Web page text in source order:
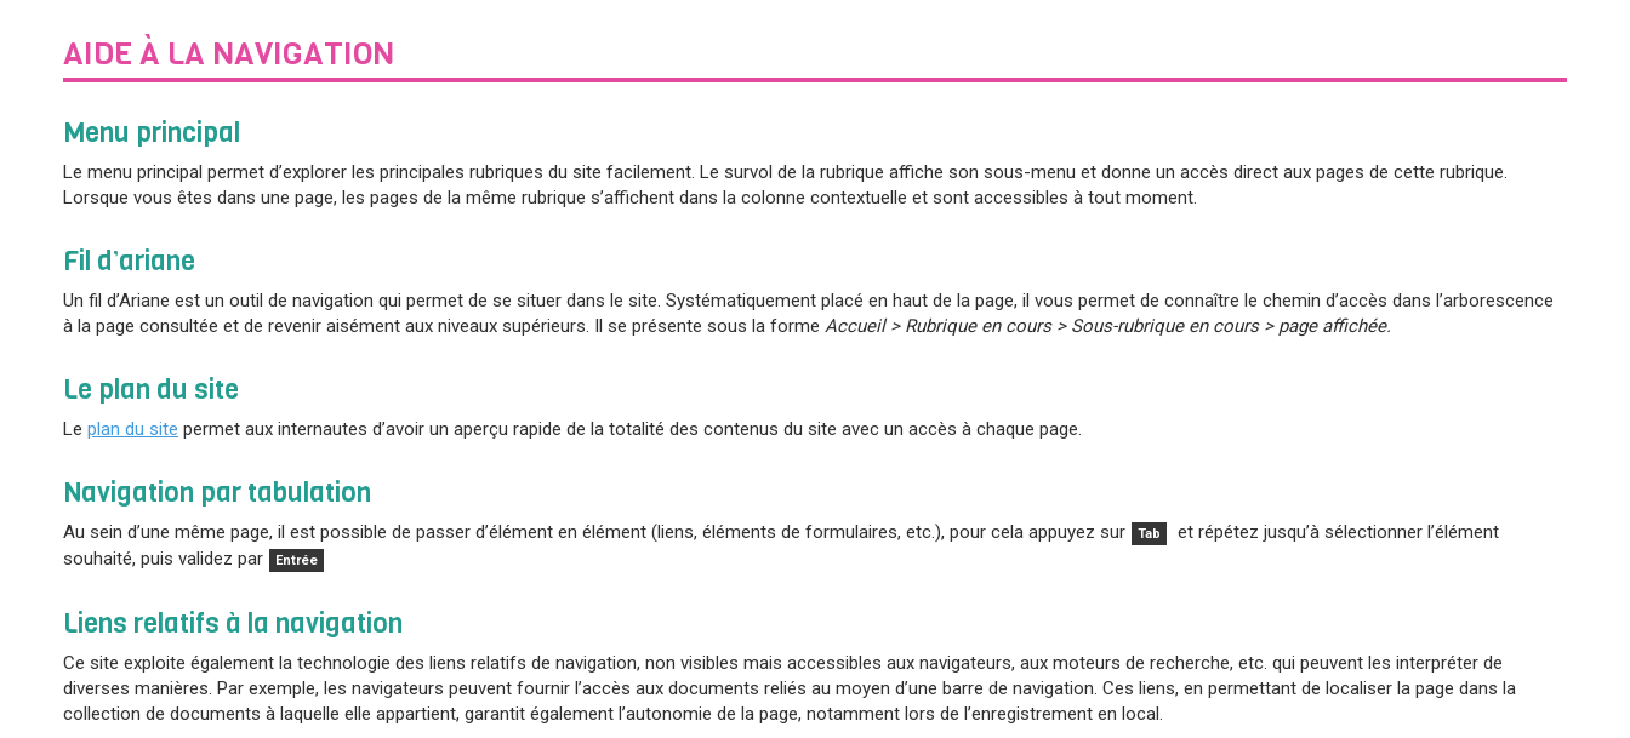
AIDE À LA NAVIGATION
Menu principal
Le menu principal permet d’explorer les principales rubriques du site facilement. Le survol de la rubrique affiche son sous-menu et donne un accès direct aux pages de cette rubrique.
Lorsque vous êtes dans une page, les pages de la même rubrique s’affichent dans la colonne contextuelle et sont accessibles à tout moment.
Fil d’ariane
Un fil d’Ariane est un outil de navigation qui permet de se situer dans le site. Systématiquement placé en haut de la page, il vous permet de connaître le chemin d’accès dans l’arborescence
à la page consultée et de revenir aisément aux niveaux supérieurs. Il se présente sous la forme Accueil > Rubrique en cours > Sous-rubrique en cours > page affichée.
Le plan du site
Le plan du site permet aux internautes d’avoir un aperçu rapide de la totalité des contenus du site avec un accès à chaque page.
Navigation par tabulation
Au sein d’une même page, il est possible de passer d’élément en élément (liens, éléments de formulaires, etc.), pour cela appuyez sur Tab
et répétez jusqu’à sélectionner l’élément
souhaité, puis validez par
Entrée
Liens relatifs à la navigation
Ce site exploite également la technologie des liens relatifs de navigation, non visibles mais accessibles aux navigateurs, aux moteurs de recherche, etc. qui peuvent les interpréter de
diverses manières. Par exemple, les navigateurs peuvent fournir l’accès aux documents reliés au moyen d’une barre de navigation. Ces liens, en permettant de localiser la page dans la
collection de documents à laquelle elle appartient, garantit également l’autonomie de la page, notamment lors de l’enregistrement en local.